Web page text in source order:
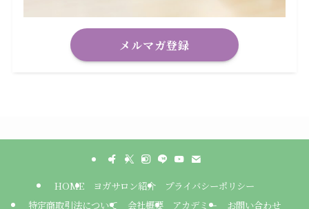
メルマガ登録
HOME ヨガサロン紹介
プライバシーポリシー
特定商取引法について
会社概要 アカデミー お問い合わせ